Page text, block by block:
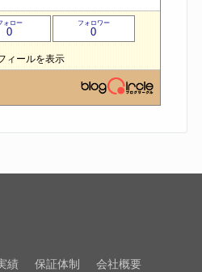
ォロー
0
フォロワー
0
ィールを表示
績 保証体制
会社概要